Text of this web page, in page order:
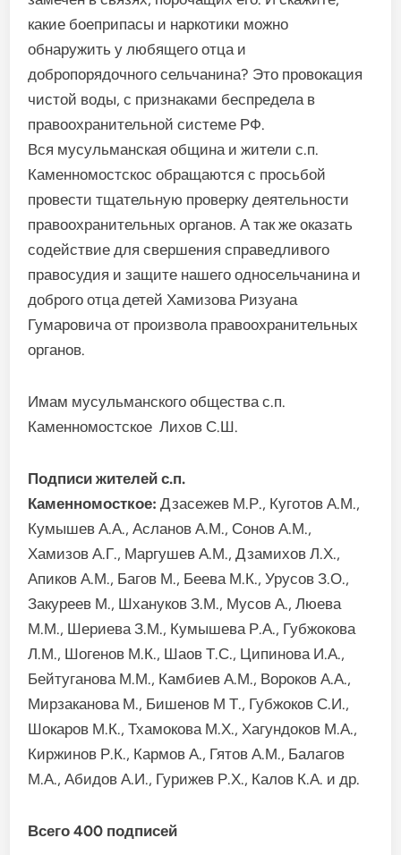
какие боеприпасы и наркотики можно
обнаружить у любящего отца и
добропорядочного сельчанина? Это провокация
чистой воды, с признаками беспредела в
правоохранительной системе РФ.
Вся мусульманская община и жители с.п.
Каменномостскос обращаются с просьбой
провести тщательную проверку деятельности
правоохранительных органов. А так же оказать
содействие для свершения справедливого
правосудия и защите нашего односельчанина и
доброго отца детей Хамизова Ризуана
Гумаровича от произвола правоохранительных
органов.
Имам мусульманского общества с.п.
Каменномостское Лихов С.Ш.
Подписи жителей с.п.
Каменномосткое:Дзасежев М.Р., Куготов А.М.,
Кумышев А.А., Асланов А.М., Сонов А.М.,
Хамизов А.Г., Маргушев А.М., Дзамихов Л.Х.,
Апиков А.М., Багов М., Беева М.К., Урусов З.О.,
Закуреев М., Шхануков З.М., Мусов А., Люева
М.М., Шериева З.М., Кумышева Р.А., Губжокова
Л.М., Шогенов М.К., Шаов Т.С., Ципинова И.А.,
Бейтуганова М.М., Камбиев А.М., Вороков А.А.,
Мирзаканова М., Бишенов М Т., Губжоков С.И.,
Шокаров М.К., Тхамокова М.Х., Хагундоков М.А.,
Киржинов Р.К., Кармов А., Гятов А.М., Балагов
М.А., Абидов А.И., Гурижев Р.Х., Калов К.А. и др.
Всего 400 подписей